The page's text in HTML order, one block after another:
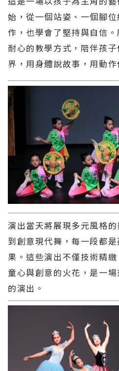
始，從一個站姿、一個腳
作，也學會了堅持與自信
耐心的教學方式，陪伴孩
界，用身體說故事，用動作
演出當天將展現多元風格
到創意現代舞，每一段都
果。這些演出不僅技術精
童心與創意的火花，是一
的演出。